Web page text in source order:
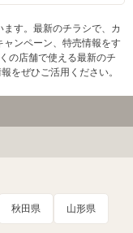
す。最新のチラシで、カ
ャンペーン、特売情報をす
の店舗で使える最新のチ
をぜひご活用ください。
秋田県 山形県